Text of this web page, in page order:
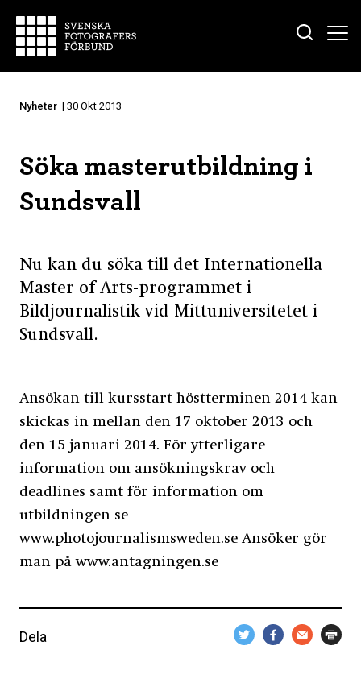
Nyheter | 30 Okt 2013
Söka masterutbildning i
Sundsvall
Nu kan du söka till det Internationella
Master of Arts-programmet i
Bildjournalistik vid Mittuniversitetet i
Sundsvall.
Ansökan till kursstart höstterminen 2014 kan
skickas in mellan den 17 oktober 2013 och
den 15 januari 2014. För ytterligare
information om ansökningskrav och
deadlines samt för information om
utbildningen se
www.photojournalismsweden.se Ansöker gör
man på www.antagningen.se
Dela